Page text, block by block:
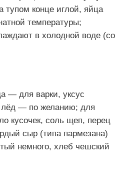
тупом конце иглой, яйца
температуры;
в холодной воде (со
— для варки, уксус
лёд — по желанию; для
кусочек, соль щеп, перец
сыр (типа пармезана)
немного, хлеб чешский